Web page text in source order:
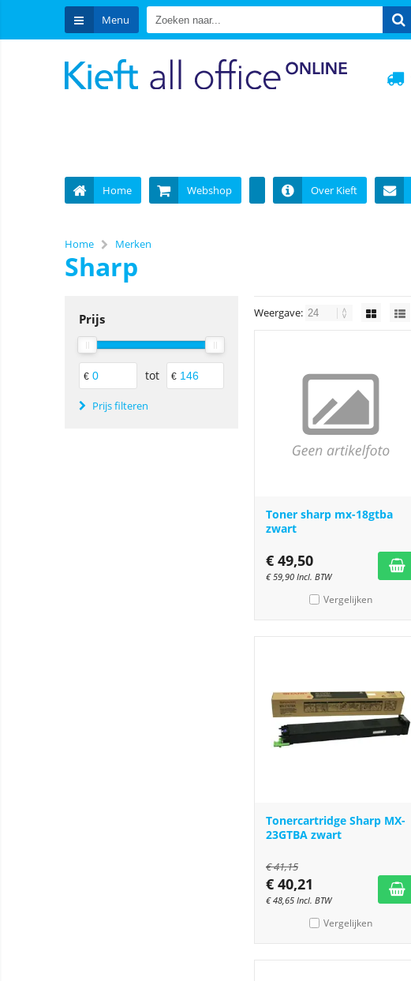
Menu
Home Webshop Over Kieft
Home Merken
Sharp
Prijs
€ tot €
Prijs filteren
Weergave:
Toner sharp mx-18gtba
zwart
€ 49,50
€ 59,90 Incl. BTW
Vergelijken
Tonercartridge Sharp MX-
23GTBA zwart
€41,15
€ 40,21
€48,65 Incl. BTW
Vergelijken